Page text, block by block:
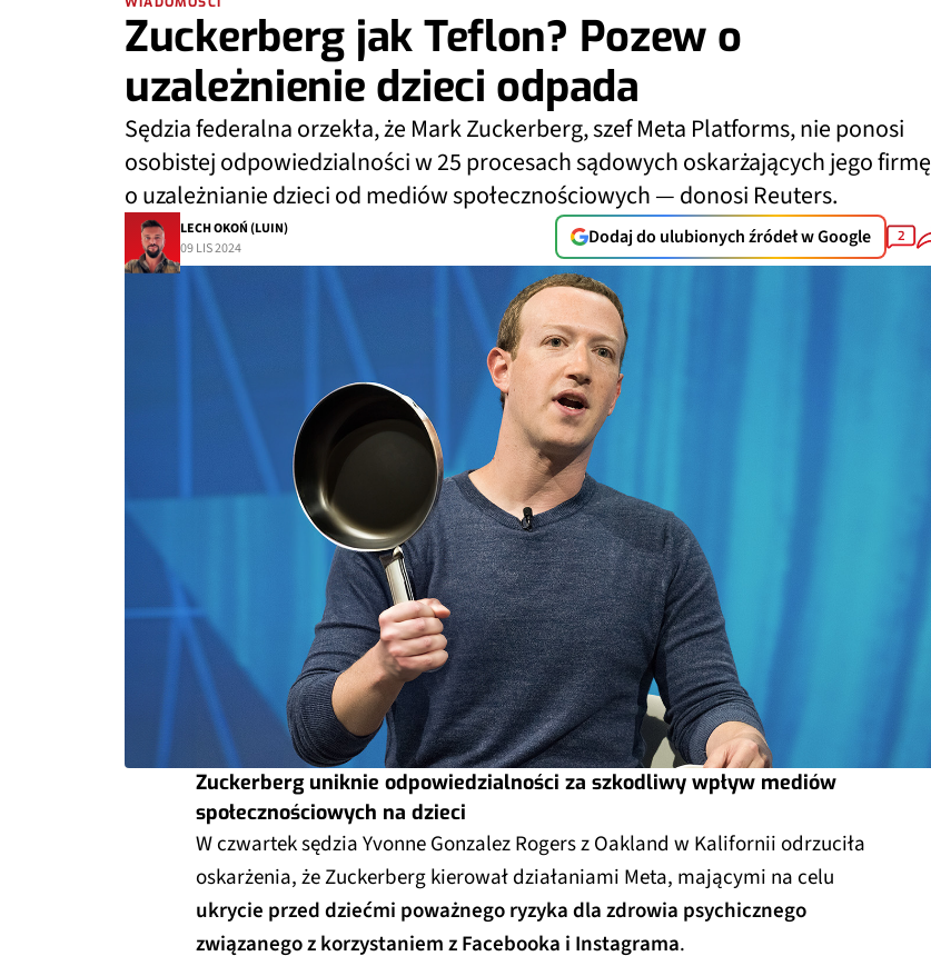
Zuckerberg jak Teflon? Pozew o
uzależnienie dzieci odpada
Sędzia federalna orzekła, że Mark Zuckerberg, szef Meta Platforms, nie ponosi
osobistej odpowiedzialności w 25 procesach sądowych oskarżających jego firmę
o uzależnianie dzieci od mediów społecznościowych — donosi Reuters.
LECH OKOŃ (LUIN)
09 LIS 2024
Dodaj do ulubionych źródeł w Google 2
Zuckerberg uniknie odpowiedzialności za szkodliwy wpływ mediów
społecznościowych na dzieci
W czwartek sędzia Yvonne Gonzalez Rogers z Oakland w Kalifornii odrzuciła
oskarżenia, że Zuckerberg kierował działaniami Meta, mającymi na celu
ukrycie przed dziećmi poważnego ryzyka dla zdrowia psychicznego
związanego z korzystaniem z Facebooka i Instagrama.